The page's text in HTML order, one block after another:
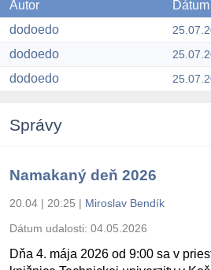
Autor
Dátum
dodoedo
dodoedo
dodoedo
Správy
Namakaný deň 2026
20.04 | 20:25 | Miroslav Bendík
Dátum udalosti: 04.05.2026
Dňa 4. mája 2026 od 9:00 sa v